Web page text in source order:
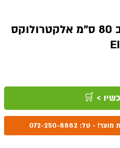
כיריים אינדוקציה רוחב 80 ס"מ אלקטרולוקס
> 🛒
072-250-8882